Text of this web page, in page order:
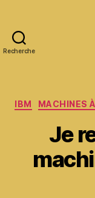
Recherche
IBM MACHINES
Je